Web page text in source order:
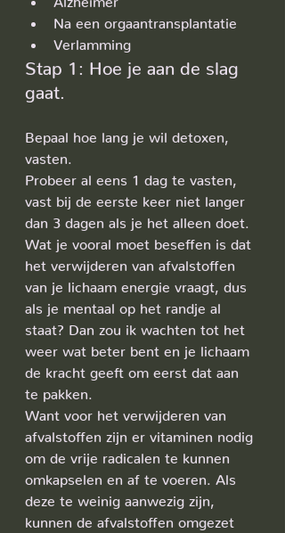
Na een orgaantransplantatie
Verlamming
Stap 1: Hoe je aan de slag
gaat.
Bepaal hoe lang je wil detoxen,
vasten.
Probeer al eens 1 dag te vasten,
vast bij de eerste keer niet langer
dan 3 dagen als je het alleen doet.
Wat je vooral moet beseffen is dat
het verwijderen van afvalstoffen
van je lichaam energie vraagt, dus
als je mentaal op het randje al
staat? Dan zou ik wachten tot het
weer wat beter bent en je lichaam
de kracht geeft om eerst dat aan
te pakken.
Want voor het verwijderen van
afvalstoffen zijn er vitaminen nodig
om de vrije radicalen te kunnen
omkapselen en af te voeren. Als
deze te weinig aanwezig zijn,
kunnen de afvalstoffen omgezet